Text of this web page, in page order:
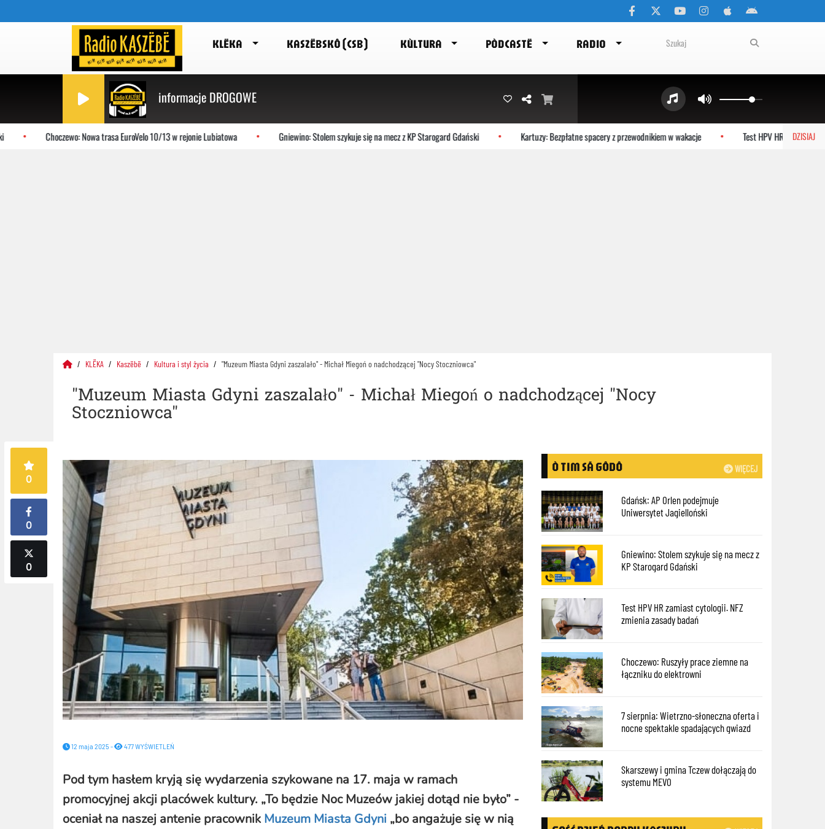
KLËKA KASZËBSKÔ (CSB) KÙLTURA PÒDCASTË RADIO
informacje DROGOWE
DZISIAJ
Choczewo: Nowa trasa EuroVelo 10/13 w rejonie Lubiatowa Gniewino: Stolem szykuje się na mecz z KP Starogard Gdański Kartuzy: Bezpłatne spacery z przewodnikiem w wakacje Test HPV HR zamiast
KLËKA Kaszëbë Kultura i styl życia "Muzeum Miasta Gdyni zaszalało" - Michał Miegoń o nadchodzącej "Nocy Stoczniowca"
"Muzeum Miasta Gdyni zaszalało" - Michał Miegoń o nadchodzącej "Nocy
Stoczniowca"
0
0
0
12 maja 2025 - 477 WYŚWIETLEŃ
Pod tym hasłem kryją się wydarzenia szykowane na 17. maja w ramach
promocyjnej akcji placówek kultury. „To będzie Noc Muzeów jakiej dotąd nie było” -
oceniał na naszej antenie pracownikMuzeum Miasta Gdyni „bo angażuje się w nią
WIĘCEJ
Ò TIM SÃ GÔDÔ
Gdańsk: AP Orlen podejmuje
Uniwersytet Jagielloński
Gniewino: Stolem szykuje się na mecz z
KP Starogard Gdański
Test HPV HR zamiast cytologii. NFZ
zmienia zasady badań
Choczewo: Ruszyły prace ziemne na
łączniku do elektrowni
7 sierpnia: Wietrzno-słoneczna oferta i
nocne spektakle spadających gwiazd
Skarszewy i gmina Tczew dołączają do
systemu MEVO